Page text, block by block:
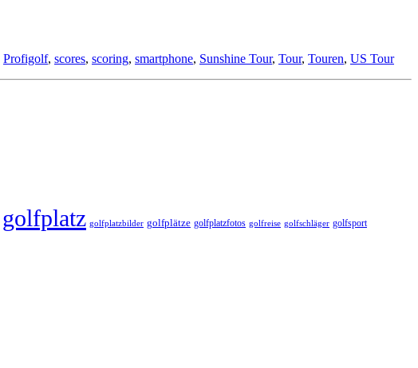
Profigolf, scores, scoring, smartphone, Sunshine Tour, Tour, Touren, US Tour
golfplatz golfplatzbilder golfplätze golfplatzfotos golfreise golfschläger golfsport